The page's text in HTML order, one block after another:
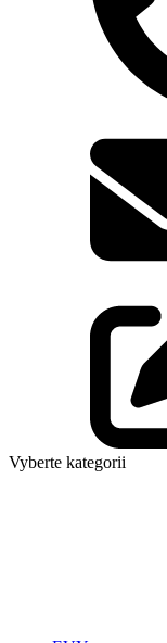
Vyberte kategorii